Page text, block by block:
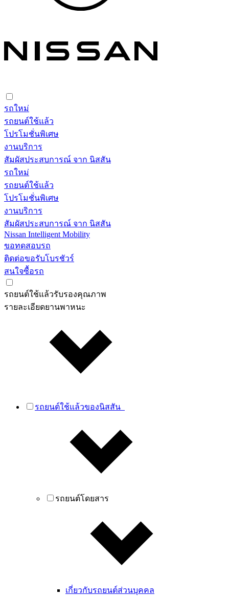
รถใหม่
รถยนต์ใช้แล้ว
โปรโมชั่นพิเศษ
งานบริการ
สัมผัสประสบการณ์ จาก นิสสัน
รถใหม่
รถยนต์ใช้แล้ว
โปรโมชั่นพิเศษ
งานบริการ
สัมผัสประสบการณ์ จาก นิสสัน
Nissan Intelligent Mobility
ขอทดสอบรถ
ติดต่อขอรับโบรชัวร์
สนใจซื้อรถ
รถยนต์ใช้แล้วรับรองคุณภาพ
รายละเอียดยานพาหนะ
รถยนต์ใช้แล้วของนิสสัน
รถยนต์โดยสาร
เกี่ยวกับรถยนต์ส่วนบุคคล